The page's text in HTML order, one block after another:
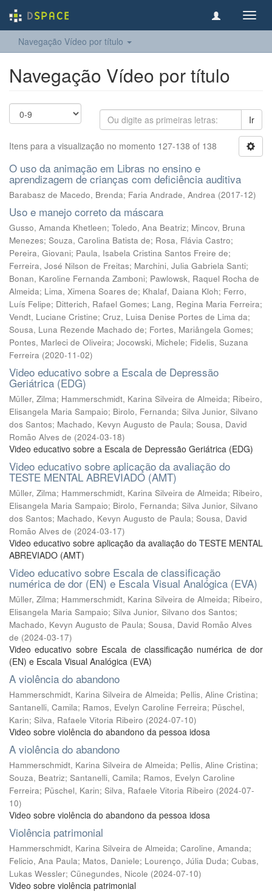
Navegação Vídeo por título
Navegação Vídeo por título
Ir
Itens para a visualização no momento 127-138 of 138
O uso da animação em Libras no ensino e
aprendizagem de crianças com deficiência auditiva
Barabasz de Macedo, Brenda; Faria Andrade, Andrea (2017-12)
Uso e manejo correto da máscara
Gusso, Amanda Khetleen; Toledo, Ana Beatriz; Mincov, Bruna
Menezes; Souza, Carolina Batista de; Rosa, Flávia Castro;
Pereira, Giovani; Paula, Isabela Cristina Santos Freire de;
Ferreira, José Nilson de Freitas; Marchini, Julia Gabriela Santi;
Bonan, Karoline Fernanda Zamboni; Pawlowsk, Raquel Rocha de
Almeida; Lima, Ximena Soares de; Khalaf, Daiana Kloh; Ferro,
Luís Felipe; Ditterich, Rafael Gomes; Lang, Regina Maria Ferreira;
Vendt, Luciane Cristine; Cruz, Luisa Denise Portes de Lima da;
Sousa, Luna Rezende Machado de; Fortes, Mariângela Gomes;
Pontes, Marleci de Oliveira; Jocowski, Michele; Fidelis, Suzana
Ferreira (2020-11-02)
Video educativo sobre a Escala de Depressão
Geriátrica (EDG)
Müller, Zilma; Hammerschmidt, Karina Silveira de Almeida; Ribeiro,
Elisangela Maria Sampaio; Birolo, Fernanda; Silva Junior, Silvano
dos Santos; Machado, Kevyn Augusto de Paula; Sousa, David
Romão Alves de (2024-03-18)
Video educativo sobre a Escala de Depressão Geriátrica (EDG)
Video educativo sobre aplicação da avaliação do
TESTE MENTAL ABREVIADO (AMT)
Müller, Zilma; Hammerschmidt, Karina Silveira de Almeida; Ribeiro,
Elisangela Maria Sampaio; Birolo, Fernanda; Silva Junior, Silvano
dos Santos; Machado, Kevyn Augusto de Paula; Sousa, David
Romão Alves de (2024-03-17)
Video educativo sobre aplicação da avaliação do TESTE MENTAL
ABREVIADO (AMT)
Video educativo sobre Escala de classificação
numérica de dor (EN) e Escala Visual Analógica (EVA)
Müller, Zilma; Hammerschmidt, Karina Silveira de Almeida; Ribeiro,
Elisangela Maria Sampaio; Silva Junior, Silvano dos Santos;
Machado, Kevyn Augusto de Paula; Sousa, David Romão Alves
de (2024-03-17)
Video educativo sobre Escala de classificação numérica de dor
(EN) e Escala Visual Analógica (EVA)
A violência do abandono
Hammerschmidt, Karina Silveira de Almeida; Pellis, Aline Cristina;
Santanelli, Camila; Ramos, Evelyn Caroline Ferreira; Püschel,
Karin; Silva, Rafaele Vitoria Ribeiro (2024-07-10)
Video sobre violência do abandono da pessoa idosa
A violência do abandono
Hammerschmidt, Karina Silveira de Almeida; Pellis, Aline Cristina;
Souza, Beatriz; Santanelli, Camila; Ramos, Evelyn Caroline
Ferreira; Püschel, Karin; Silva, Rafaele Vitoria Ribeiro (2024-07-
10)
Video sobre violência do abandono da pessoa idosa
Violência patrimonial
Hammerschmidt, Karina Silveira de Almeida; Caroline, Amanda;
Felicio, Ana Paula; Matos, Daniele; Lourenço, Júlia Duda; Cubas,
Lukas Wessler; Cünegundes, Nicole (2024-07-10)
Video sobre violência patrimonial